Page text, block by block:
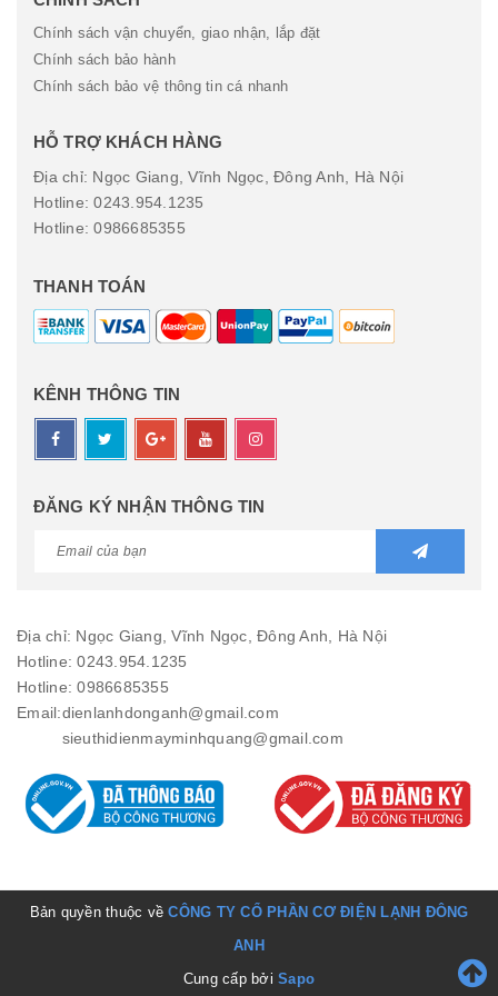
Chính sách vận chuyển, giao nhận, lắp đặt
Chính sách bảo hành
Chính sách bảo vệ thông tin cá nhanh
HỖ TRỢ KHÁCH HÀNG
Địa chỉ: Ngọc Giang, Vĩnh Ngọc, Đông Anh, Hà Nội
Hotline: 0243.954.1235
Hotline: 0986685355
THANH TOÁN
KÊNH THÔNG TIN
ĐĂNG KÝ NHẬN THÔNG TIN
Địa chỉ: Ngọc Giang, Vĩnh Ngọc, Đông Anh, Hà Nội
Hotline: 0243.954.1235
Hotline: 0986685355
Email:dienlanhdonganh@gmail.com
sieuthidienmayminhquang@gmail.com
Bản quyền thuộc vềCÔNG TY CỔ PHẦN CƠ ĐIỆN LẠNH ĐÔNG
ANH
Cung cấp bởiSapo